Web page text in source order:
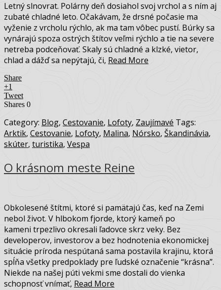
Letný slnovrat. Polárny deň dosiahol svoj vrchol a s ním aj
zubaté chladné leto. Očakávam, že drsné počasie ma
vyženie z vrcholu rýchlo, ak ma tam vôbec pustí. Búrky sa
vynárajú spoza ostrých štítov veľmi rýchlo a tie na severe
netreba podceňovať. Skaly sú chladné a klzké, vietor,
chlad a dážď sa nepýtajú, či, Read More
Share
+1
Tweet
Shares 0
Category: Blog, Cestovanie, Lofoty, Zaujímavé Tags:
Arktik, Cestovanie, Lofoty, Malina, Nórsko, Škandinávia,
skúter, turistika, Vespa
O krásnom meste Reine
Obkolesené štítmi, ktoré si pamätajú čas, keď na Zemi
nebol život. V hlbokom fjorde, ktorý kameň po
kameni trpezlivo okresali ľadovce skrz veky. Bez
developerov, investorov a bez hodnotenia ekonomickej
situácie príroda nespútaná sama postavila krajinu, ktorá
spĺňa všetky predpoklady pre ľudské označenie “krásna”.
Niekde na našej púti vekmi sme dostali do vienka
schopnosť vnímať, Read More